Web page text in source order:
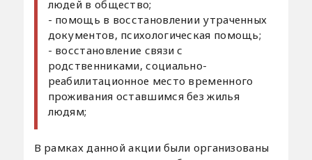
людей в общество;
- помощь в восстановлении утраченных
документов, психологическая помощь;
- восстановление связи с
родственниками, социально-
реабилитационное место временного
проживания оставшимся без жилья
людям;
В рамках данной акции были организованы